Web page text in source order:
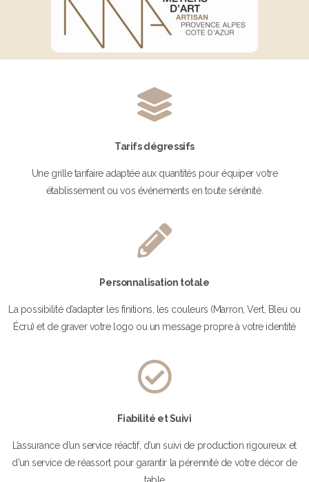
Tarifs dégressifs
Une grille tarifaire adaptée aux quantités pour équiper votre
établissement ou vos événements en toute sérénité.
Personnalisation totale
La possibilité d’adapter les finitions, les couleurs (Marron, Vert, Bleu ou
Écru) et de graver votre logo ou un message propre à votre identité
Fiabilité et Suivi
L’assurance d’un service réactif, d’un suivi de production rigoureux et
d’un service de réassort pour garantir la pérennité de votre décor de